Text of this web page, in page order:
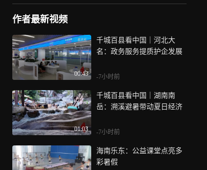
作者最新视频
00:43
千城百县看中国｜河北大
名：政务服务提质护企发展
-7小时前
01:03
千城百县看中国｜湖南南
岳：溯溪避暑带动夏日经济
-7小时前
海南乐东：公益课堂点亮多
彩暑假